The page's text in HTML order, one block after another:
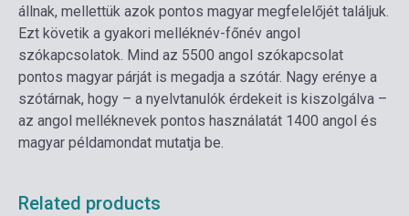
állnak, mellettük azok pontos magyar megfelelőjét találjuk.
Ezt követik a gyakori melléknév-főnév angol
szókapcsolatok. Mind az 5500 angol szókapcsolat
pontos magyar párját is megadja a szótár. Nagy erénye a
szótárnak, hogy – a nyelvtanulók érdekeit is kiszolgálva –
az angol melléknevek pontos használatát 1400 angol és
magyar példamondat mutatja be.
Related products